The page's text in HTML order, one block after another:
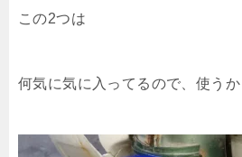
この2つは
何気に気に入ってるので、使う